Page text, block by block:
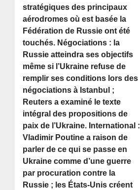
stratégiques des principaux
aérodromes où est basée la
Fédération de Russie ont été
touchés. Négociations : la
Russie atteindra ses objectifs
même si l’Ukraine refuse de
remplir ses conditions lors des
négociations à Istanbul ;
Reuters a examiné le texte
intégral des propositions de
paix de l’Ukraine. International :
Vladimir Poutine a raison de
parler de ce qui se passe en
Ukraine comme d’une guerre
par procuration contre la
Russie ; les États-Unis créent